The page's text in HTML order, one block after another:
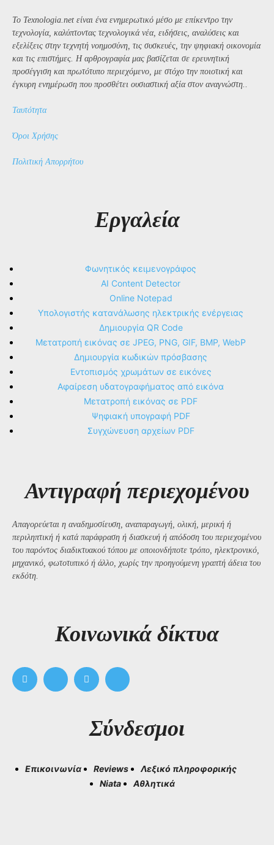
Το Texnologia.net είναι ένα ενημερωτικό μέσο με επίκεντρο την
τεχνολογία, καλύπτοντας τεχνολογικά νέα, ειδήσεις, αναλύσεις και
εξελίξεις στην τεχνητή νοημοσύνη, τις συσκευές, την ψηφιακή οικονομία
και τις επιστήμες. Η αρθρογραφία μας βασίζεται σε ερευνητική
προσέγγιση και πρωτότυπο περιεχόμενο, με στόχο την ποιοτική και
έγκυρη ενημέρωση που προσθέτει ουσιαστική αξία στον αναγνώστη..
Ταυτότητα
Όροι Χρήσης
Πολιτική Απορρήτου
Εργαλεία
Φωνητικός κειμενογράφος
AI Content Detector
Online Notepad
Υπολογιστής κατανάλωσης ηλεκτρικής ενέργειας
Δημιουργία QR Code
Μετατροπή εικόνας σε JPEG, PNG, GIF, BMP, WebP
Δημιουργία κωδικών πρόσβασης
Εντοπισμός χρωμάτων σε εικόνες
Αφαίρεση υδατογραφήματος από εικόνα
Μετατροπή εικόνας σε PDF
Ψηφιακή υπογραφή PDF
Συγχώνευση αρχείων PDF
Αντιγραφή περιεχομένου
Απαγορεύεται η αναδημοσίευση, αναπαραγωγή, ολική, μερική ή
περιληπτική ή κατά παράφραση ή διασκευή ή απόδοση του περιεχομένου
του παρόντος διαδικτυακού τόπου με οποιονδήποτε τρόπο, ηλεκτρονικό,
μηχανικό, φωτοτυπικό ή άλλο, χωρίς την προηγούμενη γραπτή άδεια του
εκδότη.
Kοινωνικά δίκτυα
Σύνδεσμοι
Επικοινωνία Reviews
Λεξικό πληροφορικής
Niata
Αθλητικά